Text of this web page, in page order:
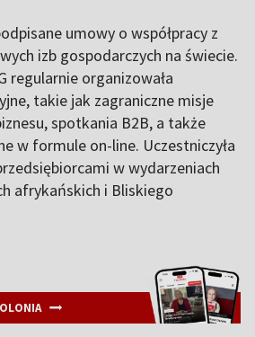
umowy o współpracy z
izb gospodarczych na świecie.
regularnie organizowała
takie jak zagraniczne misje
spotkania B2B, a także
w formule on-line. Uczestniczyła
w wydarzeniach
afrykańskich i Bliskiego